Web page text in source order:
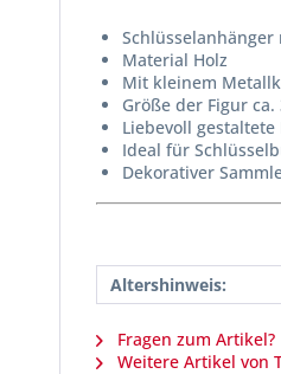
Material Holz
Mit kleinem
Größe der Figur ca.
Liebevoll
Ideal für
Dekorativer
Altershinweis:
Fragen zum Artikel?
Weitere Artikel von